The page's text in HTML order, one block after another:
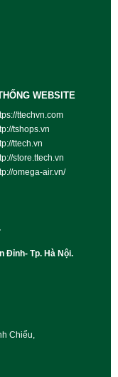
WEBSITE
ttechvn.com
tshops.vn
ttech.vn
store.ttech.vn
omega-air.vn/
Đỉnh- Tp. Hà Nội.
Chiểu,